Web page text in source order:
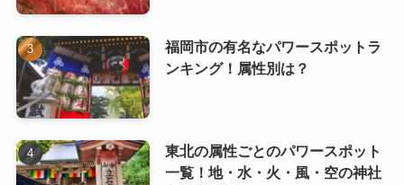
福岡市の有名なパワースポットラ
ンキング！属性別は？
東北の属性ごとのパワースポット
一覧！地・水・火・風・空の神社